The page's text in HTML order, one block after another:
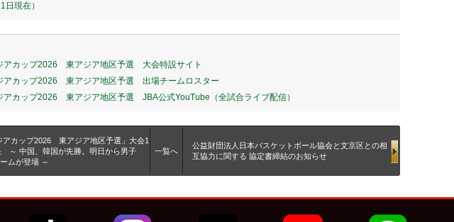
日現在）
アカップ2026 東アジア地区予選 大会特設サイト
アカップ2026 東アジア地区予選 出場チームロスター
アカップ2026 東アジア地区予選 JBA公式YouTube（全試合ライブ配信）
アカップ2026 東アジア地区予選」大会1
中国、韓国が先勝。明日から男子
ムが登場 ～
一覧へ
公益財団法人日本バスケットボール協会と文京区との相
互協力に関する 協定書締結のお知らせ